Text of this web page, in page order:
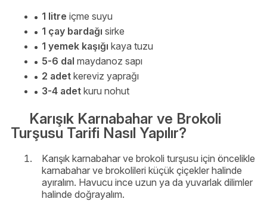
1 litre içme suyu
1 çay bardağı sirke
1 yemek kaşığı kaya tuzu
5-6 dal maydanoz sapı
2 adet kereviz yaprağı
3-4 adet kuru nohut
Karışık Karnabahar ve Brokoli
Turşusu Tarifi Nasıl Yapılır?
Karışık karnabahar ve brokoli turşusu için öncelikle
karnabahar ve brokolileri küçük çiçekler halinde
ayıralım. Havucu ince uzun ya da yuvarlak dilimler
halinde doğrayalım.